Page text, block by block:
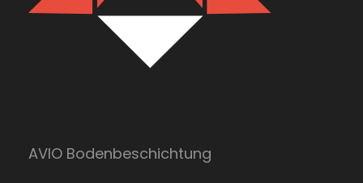
AVIO Bodenbeschichtung